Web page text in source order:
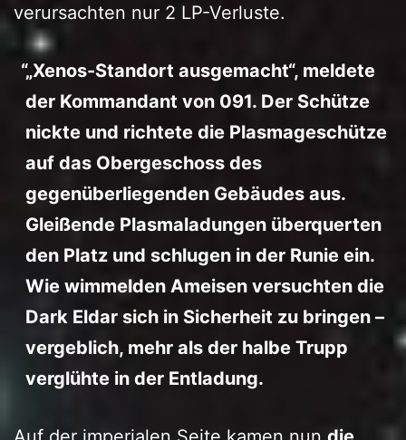
verursachten nur 2 LP-Verluste.
„Xenos-Standort ausgemacht“, meldete
der Kommandant von 091. Der Schütze
nickte und richtete die Plasmageschütze
auf das Obergeschoss des
gegenüberliegenden Gebäudes aus.
Gleißende Plasmaladungen überquerten
den Platz und schlugen in der Runie ein.
Wie wimmelden Ameisen versuchten die
Dark Eldar sich in Sicherheit zu bringen –
vergeblich, mehr als der halbe Trupp
verglühte in der Entladung.